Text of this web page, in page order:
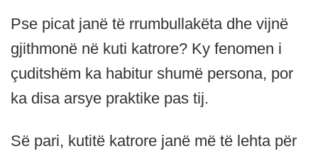
Pse picat janë të rrumbullakëta dhe vijnë
gjithmonë në kuti katrore? Ky fenomen i
çuditshëm ka habitur shumë persona, por
ka disa arsye praktike pas tij.
Së pari, kutitë katrore janë më të lehta për